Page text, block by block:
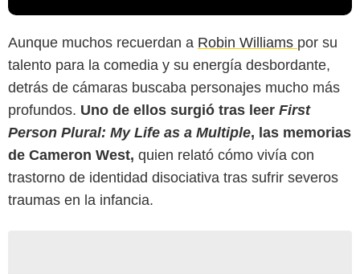
Aunque muchos recuerdan a Robin Williams por su
talento para la comedia y su energía desbordante,
detrás de cámaras buscaba personajes mucho más
profundos. Uno de ellos surgió tras leer First
Person Plural: My Life as a Multiple, las memorias
de Cameron West, quien relató cómo vivía con
trastorno de identidad disociativa tras sufrir severos
traumas en la infancia.